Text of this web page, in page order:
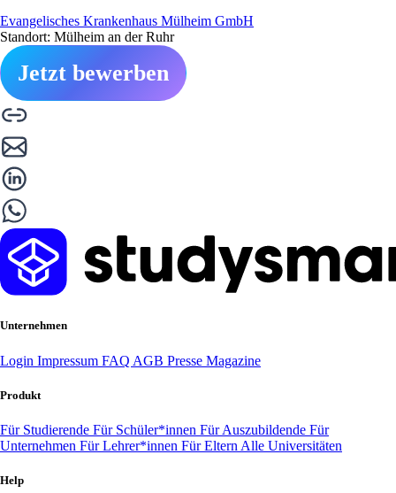
Evangelisches Krankenhaus Mülheim GmbH
Standort: Mülheim an der Ruhr
Jetzt bewerben
Unternehmen
Login Impressum FAQ AGB Presse Magazine
Produkt
Für Studierende Für Schüler*innen Für Auszubildende Für
Unternehmen Für Lehrer*innen Für Eltern Alle Universitäten
Help